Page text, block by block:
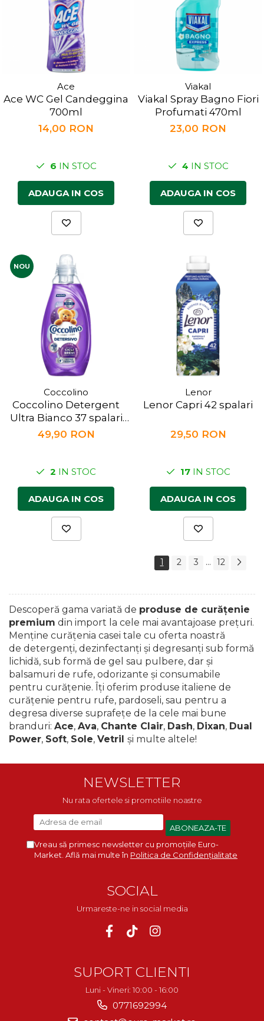
Ace
Ace WC Gel Candeggina
700ml
14,00 RON
6 IN STOC
ADAUGA IN COS
Viakal
Viakal Spray Bagno Fiori
Profumati 470ml
23,00 RON
4 IN STOC
ADAUGA IN COS
NOU
Coccolino
Coccolino Detergent
Ultra Bianco 37 spalari
1.48l
49,90 RON
2 IN STOC
ADAUGA IN COS
Lenor
Lenor Capri 42 spalari
29,50 RON
17IN STOC
ADAUGA IN COS
1 2 3 ... 12
Descoperă gama variată de produse de curăţenie
premium din import la cele mai avantajoase preţuri.
Menține curățenia casei tale cu oferta noastră
de detergenți, dezinfectanți și degresanți sub formă
lichidă, sub formă de gel sau pulbere, dar și
balsamuri de rufe, odorizante și consumabile
pentru curățenie. Îți oferim produse italiene de
curățenie pentru rufe, pardoseli, sau pentru a
degresa diverse suprafețe de la cele mai bune
branduri: Ace, Ava, Chante Clair, Dash, Dixan, Dual
Power, Soft, Sole, Vetril și multe altele!
NEWSLETTER
Nu rata ofertele si promotiile noastre
Vreau să primesc newsletter cu promoțiile Euro-
Market. Află mai multe în Politica de Confidențialitate
SOCIAL
Urmareste-ne in social media
SUPORT CLIENTI
Luni - Vineri: 10:00 - 16:00
0771692994